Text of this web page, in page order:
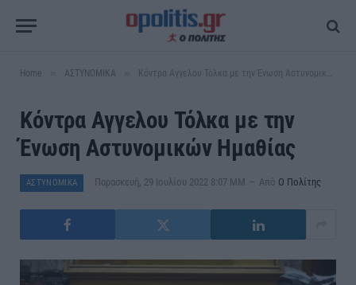
Home ΑΣΤΥΝΟΜΙΚΑ Κόντρα Αγγελου Τόλκα με την Ένωση Αστυνομικών Ημαθίας
Κόντρα Αγγελου Τόλκα με την
Ένωση Αστυνομικών Ημαθίας
ΑΣΤΥΝΟΜΙΚΑ Παρασκευή, 29 Ιουλίου 2022 8:07 ΜΜ Από Ο Πολίτης